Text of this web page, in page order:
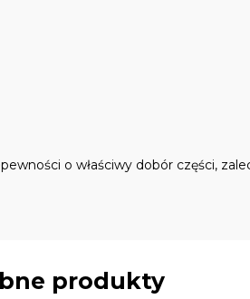
o właściwy dobór części,
produkty